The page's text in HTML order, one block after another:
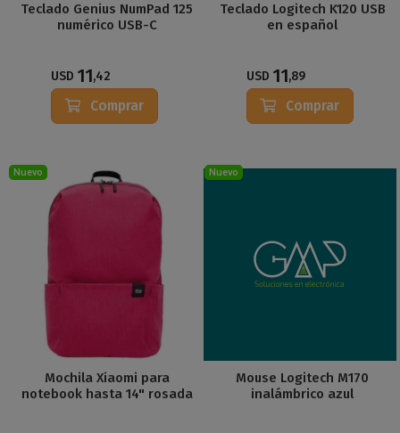
Teclado Genius NumPad 125
numérico USB-C
USD 11,42
Comprar
Teclado Logitech K120 USB
en español
USD 11,89
Comprar
Nuevo
Mochila Xiaomi para
notebook hasta 14" rosada
Nuevo
Mouse Logitech M170
inalámbrico azul